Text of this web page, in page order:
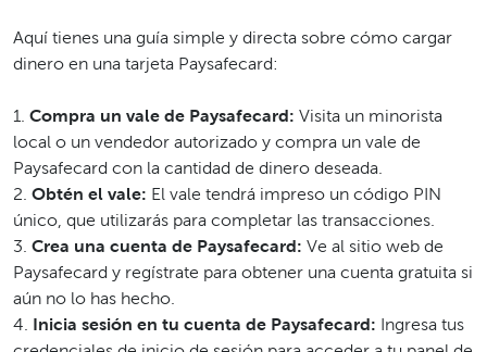
Aquí tienes una guía simple y directa sobre cómo cargar
dinero en una tarjeta Paysafecard:
1. Compra un vale de Paysafecard: Visita un minorista
local o un vendedor autorizado y compra un vale de
Paysafecard con la cantidad de dinero deseada.
2. Obtén el vale: El vale tendrá impreso un código PIN
único, que utilizarás para completar las transacciones.
3. Crea una cuenta de Paysafecard: Ve al sitio web de
Paysafecard y regístrate para obtener una cuenta gratuita si
aún no lo has hecho.
4. Inicia sesión en tu cuenta de Paysafecard: Ingresa tus